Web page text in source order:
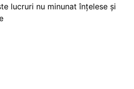
lucruri nu minunat înțelese și